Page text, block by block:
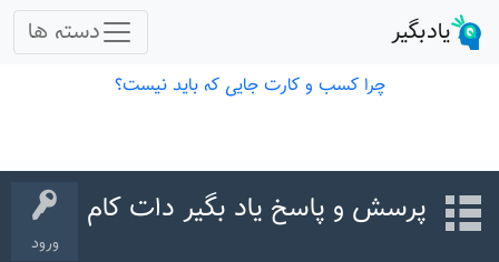
ورود
پرسش و پاسخ یاد بگیر دات کام